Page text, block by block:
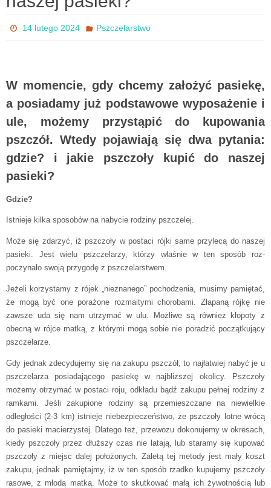
14 lutego 2024 Pszczelarstwo
W momencie, gdy chcemy założyć pasiekę,
a posiadamy już podstawowe wyposażenie i
ule, możemy przystąpić do kupowania
pszczół. Wtedy pojawiają się dwa pytania:
gdzie? i jakie pszczoły kupić do naszej
pasieki?
Gdzie?
Istnieje kilka sposobów na nabycie rodziny pszczelej.
Może się zdarzyć, iż pszczoły w postaci rójki same przylecą do naszej
pasieki. Jest wielu pszczelarzy, którzy właśnie w ten sposób roz­
poczynało swoją przygodę z pszczelarstwem.
Jeżeli korzystamy z rójek „nieznanego” pochodzenia, musimy pamiętać,
że mogą być one porażone rozmaitymi chorobami. Złapaną rójkę nie
zawsze uda się nam utrzymać w ulu. Możliwe są również kłopoty z
obecną w rójce matką, z którymi mogą sobie nie poradzić początkujący
pszczelarze.
Gdy jednak zdecydujemy się na zakupu pszczół, to najłatwiej nabyć je u
pszczelarza posiadającego pasiekę w najbliższej okolicy. Pszczoły
możemy otrzymać w postaci roju, odkładu bądź zakupu pełnej rodziny z
ramkami. Jeśli zakupione rodziny są przemieszczane na niewielkie
odległości (2-3 km) istnieje niebezpieczeństwo, że pszczoły lotne wrócą
do pasieki macierzystej. Dlatego też, przewozu dokonujemy w okresach,
kiedy pszczoły przez dłuższy czas nie latają, lub staramy się kupować
pszczoły z miejsc dalej położonych. Zaletą tej metody jest mały koszt
zakupu, jednak pamiętajmy, iż w ten sposób rzadko kupujemy pszczoły
rasowe, z młodą matką. Może to skutkować małą ich żywotnością lub